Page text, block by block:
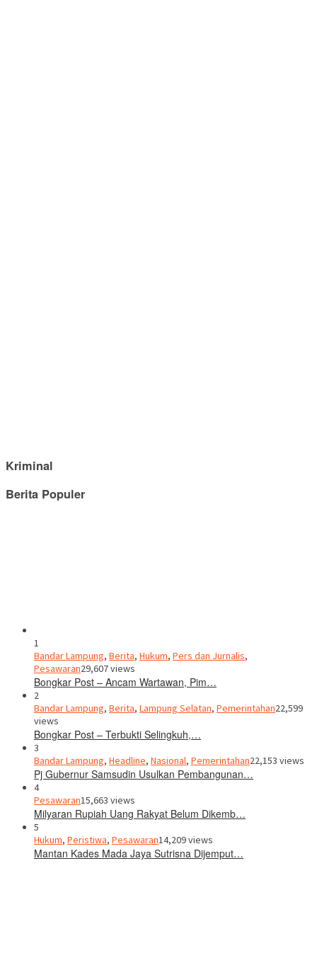
Kriminal
Berita Populer
1
Bandar Lampung, Berita, Hukum, Pers dan Jurnalis,
Pesawaran29,607 views
Bongkar Post – Ancam Wartawan, Pim…
2
Bandar Lampung, Berita, Lampung Selatan, Pemerintahan22,599
views
Bongkar Post – Terbukti Selingkuh,…
3
Bandar Lampung, Headline, Nasional, Pemerintahan22,153 views
Pj Gubernur Samsudin Usulkan Pembangunan…
4
Pesawaran15,663 views
Milyaran Rupiah Uang Rakyat Belum Dikemb…
5
Hukum, Peristiwa, Pesawaran14,209 views
Mantan Kades Mada Jaya Sutrisna Dijemput…